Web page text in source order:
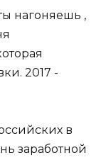
нагоняешь ,
2017 -
в
заработной